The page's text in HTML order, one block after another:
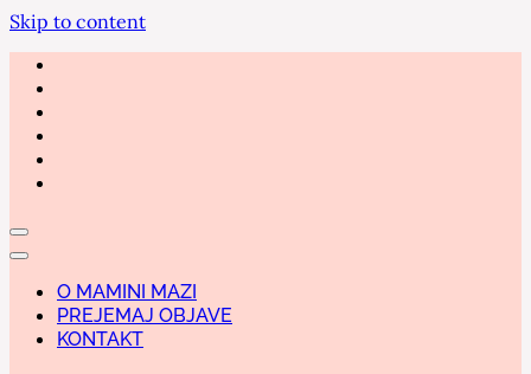
Skip to content
O MAMINI MAZI
PREJEMAJ OBJAVE
KONTAKT